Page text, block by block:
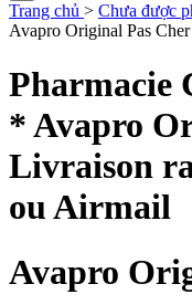
Trang chủ > Chưa được
Avapro Original Pas
Pharmacie
* Avapro
Livraison
ou Airmail
Avapro